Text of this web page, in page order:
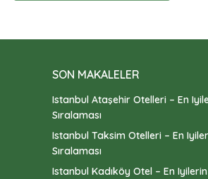
SON MAKALELER
Istanbul Ataşehir Otelleri – En
Sıralaması
Istanbul Taksim Otelleri – En
Sıralaması
Istanbul Kadıköy Otel – En Iyilerin